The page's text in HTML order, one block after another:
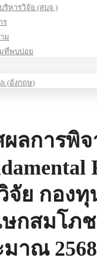
ริหารวิจัย (สบจ.)
ร
ม
ที่พบบ่อย
(อังกฤษ)
ผลการพิ
จัย กองทุ
ษกสมโภช
าณ 2568